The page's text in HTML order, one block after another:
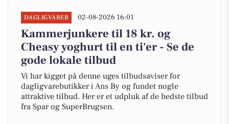
DAGLIGVARER 02-08-2026 16:01
Kammerjunkere til 18 kr. og
Cheasy yoghurt til en ti'er - Se de
gode lokale tilbud
Vi har kigget på denne uges tilbudsaviser for
dagligvarebutikker i Ans By og fundet nogle
attraktive tilbud. Her er et udpluk af de bedste tilbud
fra Spar og SuperBrugsen.